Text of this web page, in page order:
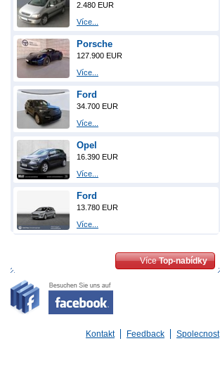
2.480 EUR
Více...
Porsche
127.900 EUR
Více...
Ford
34.700 EUR
Více...
Opel
16.390 EUR
Více...
Ford
13.780 EUR
Více...
VíceTop-nabídky
Kontakt Feedback Spolecnost